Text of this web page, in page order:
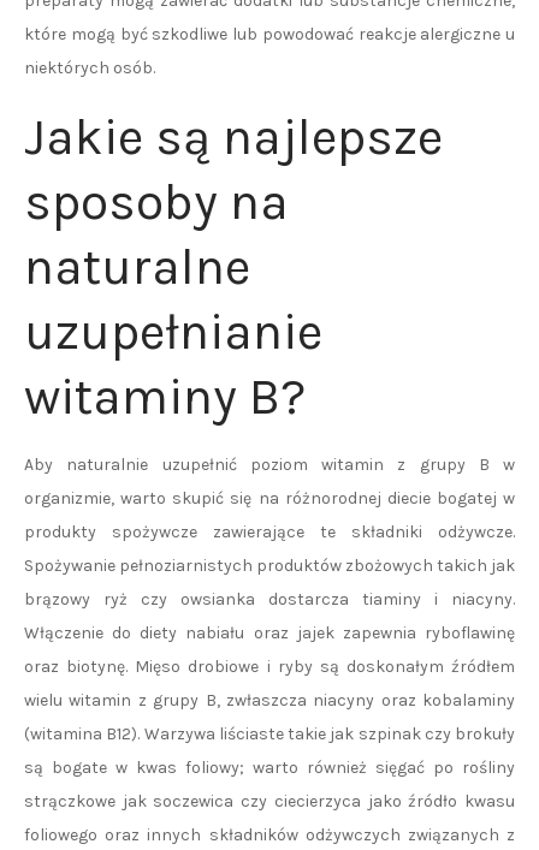
które mogą być szkodliwe lub powodować reakcje alergiczne u
niektórych osób.
Jakie są najlepsze
sposoby na
naturalne
uzupełnianie
witaminy B?
Aby naturalnie uzupełnić poziom witamin z grupy B w
organizmie, warto skupić się na różnorodnej diecie bogatej w
produkty spożywcze zawierające te składniki odżywcze.
Spożywanie pełnoziarnistych produktów zbożowych takich jak
brązowy ryż czy owsianka dostarcza tiaminy i niacyny.
Włączenie do diety nabiału oraz jajek zapewnia ryboflawinę
oraz biotynę. Mięso drobiowe i ryby są doskonałym źródłem
wielu witamin z grupy B, zwłaszcza niacyny oraz kobalaminy
(witamina B12). Warzywa liściaste takie jak szpinak czy brokuły
są bogate w kwas foliowy; warto również sięgać po rośliny
strączkowe jak soczewica czy ciecierzyca jako źródło kwasu
foliowego oraz innych składników odżywczych związanych z